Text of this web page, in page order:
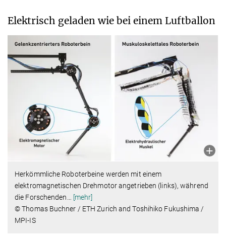
Elektrisch geladen wie bei einem Luftballon
Herkömmliche Roboterbeine werden mit einem
elektromagnetischen Drehmotor angetrieben (links), während
die Forschenden… [mehr]
© Thomas Buchner / ETH Zurich and Toshihiko Fukushima /
MPI-IS